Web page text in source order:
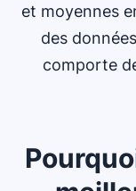
et moyennes
des
comporte